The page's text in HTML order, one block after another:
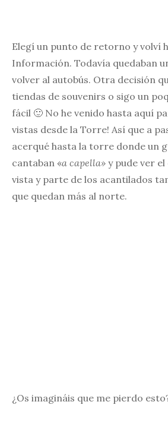
Elegí un punto de retorno y volví
Información. Todavía quedaban
volver al autobús. Otra decisión
tiendas de souvenirs o sigo un
fácil 🙂 No he venido hasta aquí
vistas desde la Torre! Así que a
acerqué hasta la torre donde un
cantaban «a capella» y pude ver
vista y parte de los acantilados
que quedan más al norte.
¿Os imagináis que me pierdo